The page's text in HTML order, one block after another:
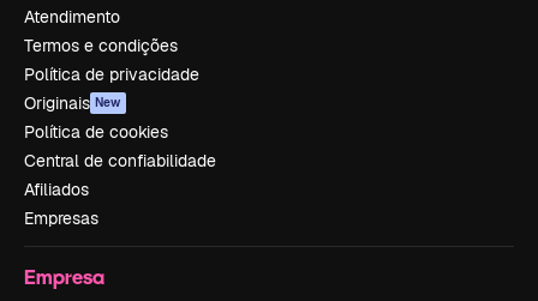
Atendimento
Termos e condições
Política de privacidade
Originais New
Política de cookies
Central de confiabilidade
Afiliados
Empresas
Empresa